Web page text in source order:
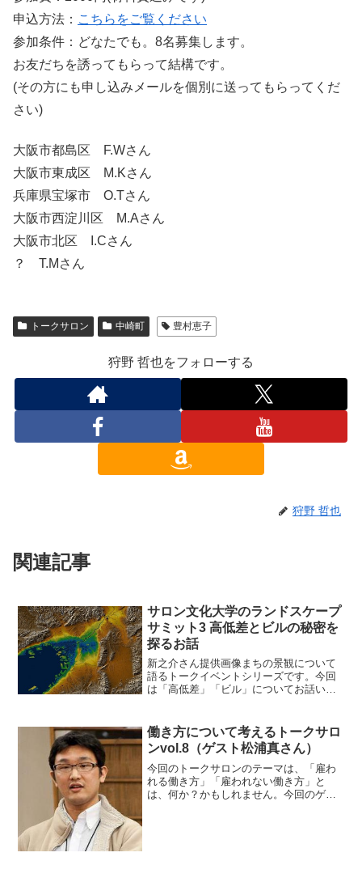
申込方法： こちらをご覧ください
参加条件：どなたでも。8名募集します。
お友だちを誘ってもらって結構です。
(その方にも申し込みメールを個別に送ってもらってくだ
さい)
大阪市都島区 F.Wさん
大阪市東成区 M.Kさん
兵庫県宝塚市 O.Tさん
大阪市西淀川区 M.Aさん
大阪市北区 I.Cさん
？ T.Mさん
トークサロン 中崎町 豊村恵子
狩野 哲也をフォローする
狩野 哲也
関連記事
サロン文化大学のランドスケープ
サミット3 高低差とビルの秘密を
探るお話
新之介さん提供画像まちの景観について
語るトークイベントシリーズです。今回
は「高低差」「ビル」についてお話いた
はずです。このイベントでは、それぞれ
の見方・鑑賞法を、テーマ...
働き方について考えるトークサロ
ンvol.8（ゲスト松浦真さん）
今回のトークサロンのテーマは、「雇わ
れる働き方」「雇われない働き方」と
は、何か？かもしれません。今回のゲス